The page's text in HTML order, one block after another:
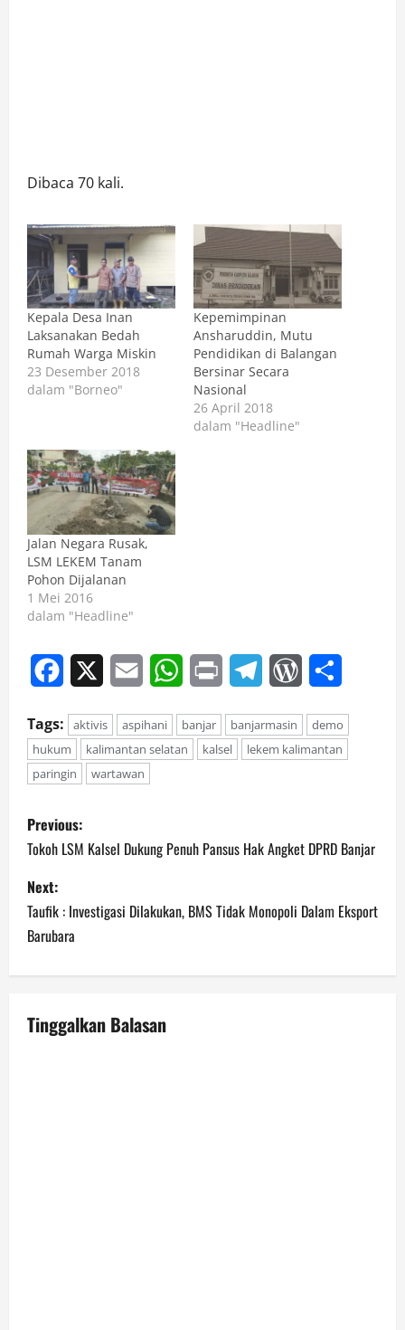
Dibaca 70 kali.
Kepala Desa Inan
Laksanakan Bedah
Rumah Warga Miskin
23 Desember 2018
dalam "Borneo"
Kepemimpinan
Ansharuddin, Mutu
Pendidikan di Balangan
Bersinar Secara
Nasional
26 April 2018
dalam "Headline"
Jalan Negara Rusak,
LSM LEKEM Tanam
Pohon Dijalanan
1 Mei 2016
dalam "Headline"
Facebook Email WhatsApp
Print TelegramWordPress
Tags: aktivis aspihani banjar banjarmasin
demo
hukum
kalimantan selatan kalsel
lekem kalimantan
paringin
wartawan
P
o
s
t
n
a
v
Previous:
Tokoh LSM Kalsel Dukung Penuh Pansus Hak Angket DPRD Banjar
Next:
Taufik : Investigasi Dilakukan, BMS Tidak Monopoli Dalam Eksport
Barubara
Tinggalkan Balasan